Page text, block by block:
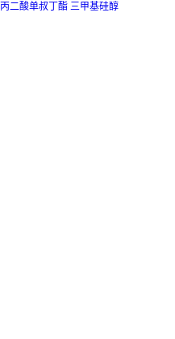
丙二酸单叔丁酯 三甲基硅醇